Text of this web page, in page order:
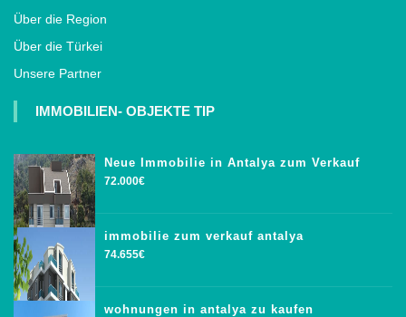
Über die Region
Über die Türkei
Unsere Partner
IMMOBILIEN- OBJEKTE TIP
Neue Immobilie in Antalya zum Verkauf
72.000€
immobilie zum verkauf antalya
74.655€
wohnungen in antalya zu kaufen